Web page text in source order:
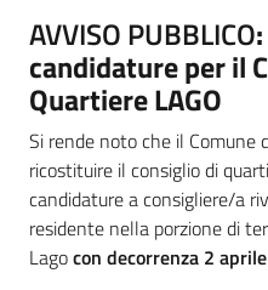
AVVISO PUBBLICO
candidature per il
Quartiere LAGO
Si rende noto che il Comune
ricostituire il consiglio di
candidature a consigliere/a
residente nella porzione di
Lagocon decorrenza 2